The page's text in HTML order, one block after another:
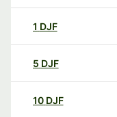
1 DJF
5 DJF
10 DJF